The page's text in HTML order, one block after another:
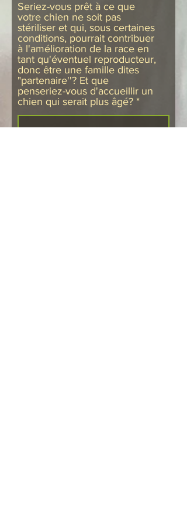
Seriez-vous prêt à ce que
votre chien ne soit pas
stériliser et qui, sous certaines
conditions, pourrait contribuer
à l'amélioration de la race en
tant qu'éventuel reproducteur,
donc être une famille dites
"partenaire''? Et que
penseriez-vous d'accueillir un
chien qui serait plus âgé?